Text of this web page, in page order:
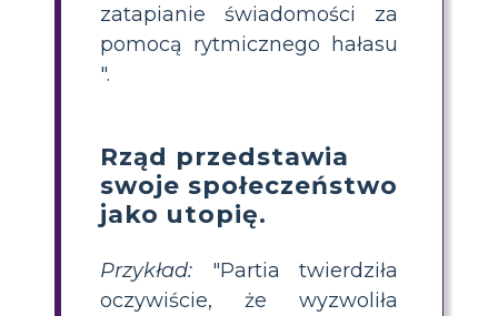
zatapianie świadomości za
pomocą rytmicznego hałasu
".
Rząd przedstawia
swoje społeczeństwo
jako utopię.
Przykład: "Partia twierdziła
oczywiście, że wyzwoliła